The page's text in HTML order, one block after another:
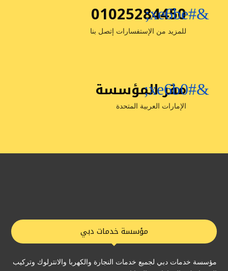
&#xe6be;
01025284450
للمزيد من الإستفسارات إتصل بنا
&#xe6b0;مقر المؤسسة
الإمارات العربية المتحدة
مؤسسة خدمات دبي
مؤسسة خدمات دبي لجميع خدمات النجارة والكهربا والانترلوك وتركيب